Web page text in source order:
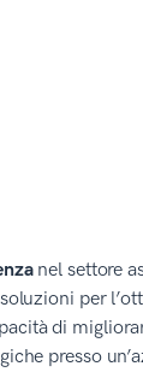
nel settore
per
di
presso